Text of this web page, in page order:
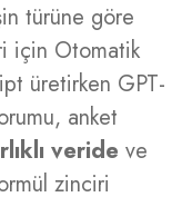
türüne göre
için Otomatik
üretirken GPT-
anket
veride ve
zinciri